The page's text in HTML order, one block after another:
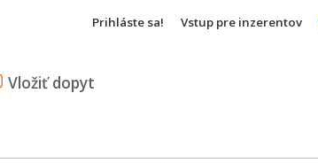
Prihláste sa! Vstup pre inzerentov
Vložiť dopyt